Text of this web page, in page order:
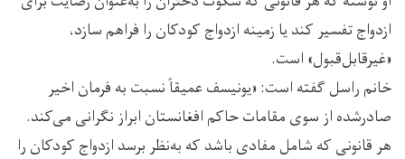
ازدواج تفسیر کند یا زمینه ازدواج کودکان را فراهم سازد،
«غیرقابل‌قبول» است.
خانم راسل گفته است: «یونیسف عمیقاً نسبت به فرمان اخیر
صادرشده از سوی مقامات حاکم افغانستان ابراز نگرانی می‌کند.
هر قانونی که شامل مفادی باشد که به‌نظر برسد ازدواج کودکان را